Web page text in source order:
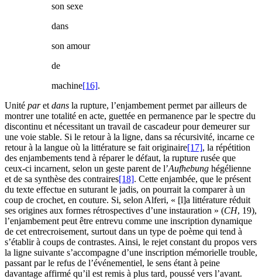
son sexe
dans
son amour
de
machine[16].
Unité paret dans la rupture, l’enjambement permet par ailleurs de
montrer une totalité en acte, guettée en permanence par le spectre du
discontinu et nécessitant un travail de cascadeur pour demeurer sur
une voie stable. Si le retour à la ligne, dans sa récursivité, incarne ce
retour à la langue où la littérature se fait originaire[17], la répétition
des enjambements tend à réparer le défaut, la rupture rusée que
ceux-ci incarnent, selon un geste parent de l’Aufhebung hégélienne
et de sa synthèse des contraires[18]. Cette enjambée, que le présent
du texte effectue en suturant le jadis, on pourrait la comparer à un
coup de crochet, en couture. Si, selon Alferi, « [l]a littérature réduit
ses origines aux formes rétrospectives d’une instauration » (CH, 19),
l’enjambement peut être entrevu comme une inscription dynamique
de cet entrecroisement, surtout dans un type de poème qui tend à
s’établir à coups de contrastes. Ainsi, le rejet constant du propos vers
la ligne suivante s’accompagne d’une inscription mémorielle trouble,
passant par le refus de l’événementiel, le sens étant à peine
davantage affirmé qu’il est remis à plus tard, poussé vers l’avant.